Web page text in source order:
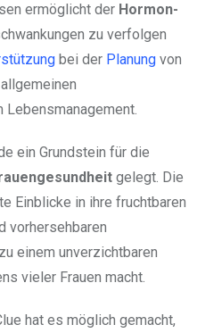
ermöglicht der Hormon-
zu verfolgen
bei der Planung von
ein Grundstein für die
gelegt. Die
Einblicke in ihre fruchtbaren
vorhersehbaren
einem unverzichtbaren
vieler Frauen macht.
hat es möglich gemacht,